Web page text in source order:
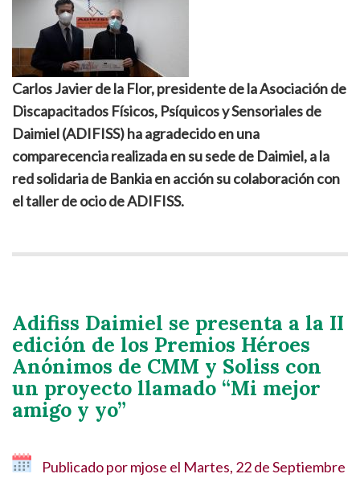
Carlos Javier de la Flor, presidente de la Asociación de
Discapacitados Físicos, Psíquicos y Sensoriales de
Daimiel (ADIFISS) ha agradecido en una
comparecencia realizada en su sede de Daimiel, a la
red solidaria de Bankia en acción su colaboración con
el taller de ocio de ADIFISS.
Adifiss Daimiel se presenta a la II
edición de los Premios Héroes
Anónimos de CMM y Soliss con
un proyecto llamado “Mi mejor
amigo y yo”
Publicado pormjose el Martes, 22 de Septiembre